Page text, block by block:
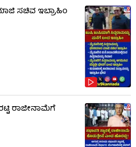
ಸಚಿವ ಇಬ್ರಾಹಿಂ
ರಾಜೀನಾಮೆಗೆ